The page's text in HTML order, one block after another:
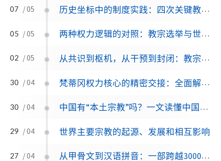
07 / 05 历史坐标中的制度实践：四次关键教宗选举的深度案例分析
05 / 05 两种权力逻辑的对照：教宗选举与世俗选举的本质差异分析
02 / 05 从共识到枢机，从干预到封闭：教宗选举制度的千年演进轨迹
30 / 04 梵蒂冈权力核心的精密交接：全面解析现代教宗选举规程与机制
30 / 04 中国有“本土宗教”吗？一文读懂中国人的信仰版图：从巫觋、儒释道到民间诸神
29 / 04 世界主要宗教的起源、发展和相互影响
27 / 04 从甲骨文到汉语拼音：一部跨越3000年的汉字注音进化史